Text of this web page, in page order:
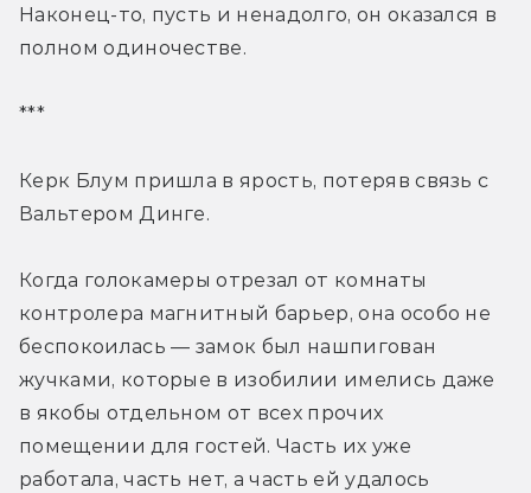
Наконец-то, пусть и ненадолго, он оказался в
полном одиночестве.
***
Керк Блум пришла в ярость, потеряв связь с
Вальтером Динге.
Когда голокамеры отрезал от комнаты
контролера магнитный барьер, она особо не
беспокоилась — замок был нашпигован
жучками, которые в изобилии имелись даже
в якобы отдельном от всех прочих
помещении для гостей. Часть их уже
работала, часть нет, а часть ей удалось